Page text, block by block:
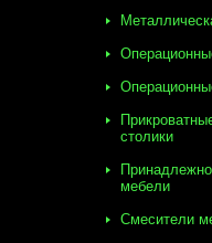
столики
мебели
Смесители